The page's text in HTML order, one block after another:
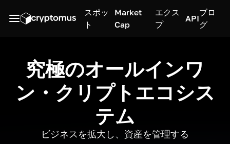
スポッ
ト
Market
Cap
エクス
プ
API
ブロ
グ
究極のオールインワ
ン・クリプトエコシス
テム
ビジネスを拡大し、資産を管理する